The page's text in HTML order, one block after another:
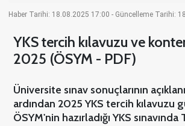
Haber Tarihi: 18.08.2025 17:00 - Güncelleme Tarihi:
YKS tercih kılavuzu ve
2025 (ÖSYM - PDF)
Üniversite sınav sonuçlarının
ardından 2025 YKS tercih kılavuzu
ÖSYM'nin hazırladığı YKS sınavında